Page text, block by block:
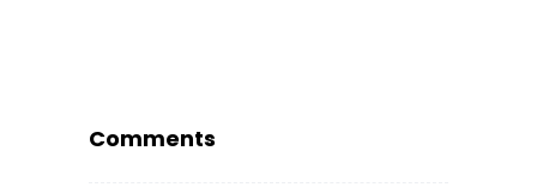
Comments